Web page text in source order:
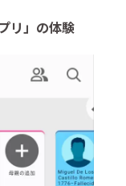
リ」の体験